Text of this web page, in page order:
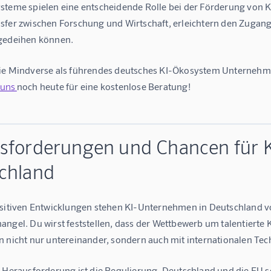
spielen eine entscheidende Rolle bei der Förderung
zwischen Forschung und Wirtschaft, erleichtern den
können.
Mindverse als führendes deutsches KI-Ökosystem
noch heute für eine kostenlose Beratung!
und Chancen für
Entwicklungen stehen KI-Unternehmen in Deutschland
Du wirst feststellen, dass der Wettbewerb um
nicht nur untereinander, sondern auch mit internationalen